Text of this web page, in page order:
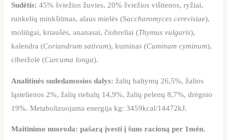
Sudėtis:45% šviežios žuvies, 20% šviežios vištienos, ryžiai,
runkelių minkštimas, alaus mielės (Saccharomyces cerevisiae),
moliūgai, kriaušės, ananasai, čiobreliai (Thymus vulgaris),
kalendra (Coriandrum sativum), kuminas (Cuminum cyminum),
ciberžolė (Curcuma longa).
Analitinės sudedamosios dalys: žalių baltymų 26,5%, žalios
ląstelienos 2%, žalių riebalų 14,9%, žalių pelenų 8,7%, drėgnio
19%. Metabolizuojama energija kg: 3459kcal/14472kJ.
Maitinimo nuoroda: pašarą įvesti į šuns racioną per 1mėn.